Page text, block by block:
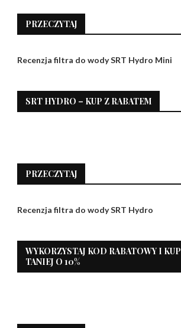
PRZECZYTAJ
Recenzja filtra do wody SRT Hydro Mini
SRT HYDRO – KUP Z RABATEM
PRZECZYTAJ
Recenzja filtra do wody SRT Hydro
WYKORZYSTAJ KOD RABATOWY I KUP
TANIEJ O 10%